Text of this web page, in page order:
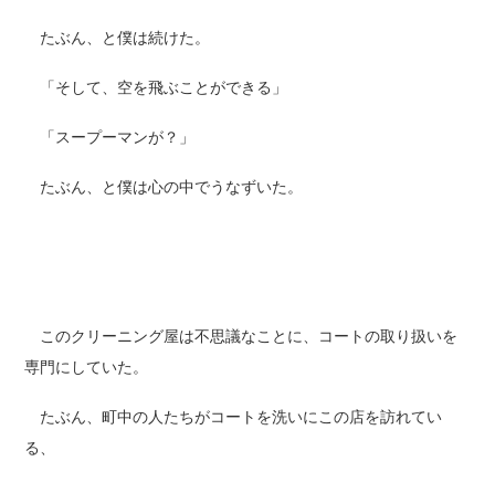
たぶん、と僕は続けた。
「そして、空を飛ぶことができる」
「スープーマンが？」
たぶん、と僕は心の中でうなずいた。
このクリーニング屋は不思議なことに、コートの取り扱いを
専門にしていた。
たぶん、町中の人たちがコートを洗いにこの店を訪れてい
る、